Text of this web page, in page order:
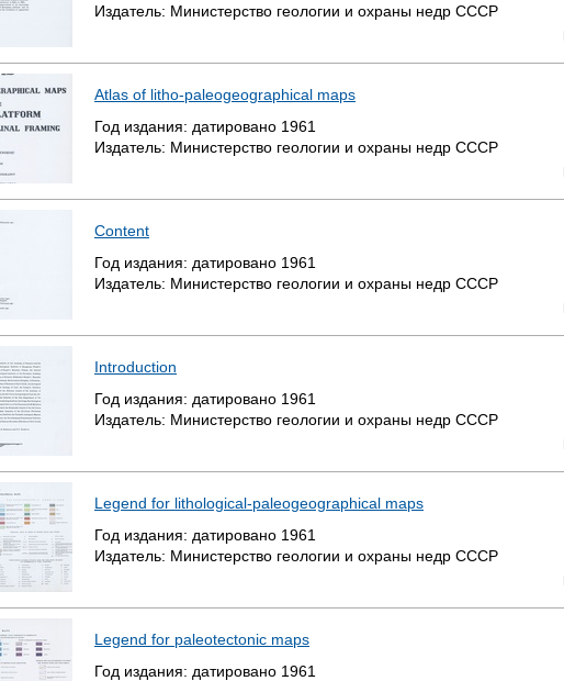
А
Издатель: Министерство геологии и охраны недр СССР
Atlas of litho-paleogeographical maps
Год издания: датировано 1961
Издатель: Министерство геологии и охраны недр СССР
Content
Год издания: датировано 1961
Издатель: Министерство геологии и охраны недр СССР
Introduction
Год издания: датировано 1961
Издатель: Министерство геологии и охраны недр СССР
Legend for lithological-paleogeographical maps
Год издания: датировано 1961
Издатель: Министерство геологии и охраны недр СССР
Legend for paleotectonic maps
Год издания: датировано 1961